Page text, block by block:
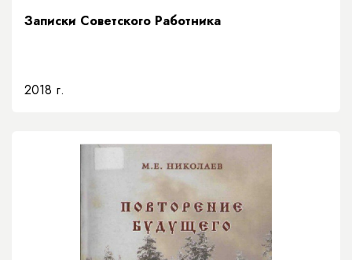
Записки Советского Работника
2018 г.